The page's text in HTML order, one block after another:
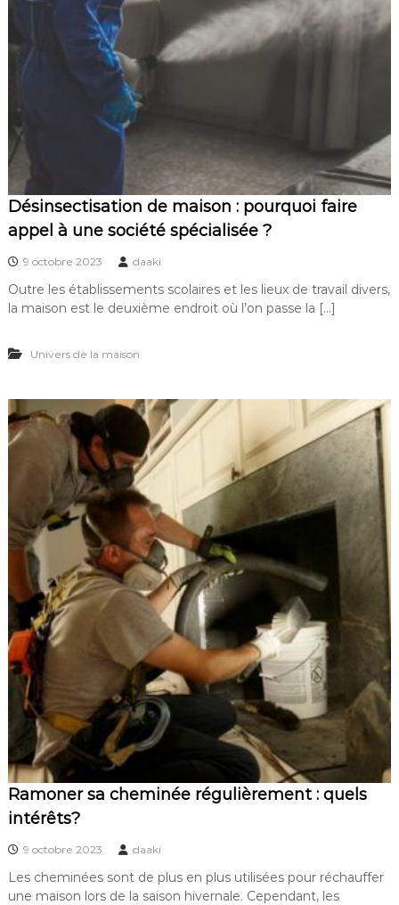
Désinsectisation de maison : pourquoi faire
appel à une société spécialisée ?
9 octobre 2023 daaki
Outre les établissements scolaires et les lieux de travail divers,
la maison est le deuxième endroit où l’on passe la […]
Univers de la maison
Ramoner sa cheminée régulièrement : quels
intérêts?
9 octobre 2023 daaki
Les cheminées sont de plus en plus utilisées pour réchauffer
une maison lors de la saison hivernale. Cependant, les